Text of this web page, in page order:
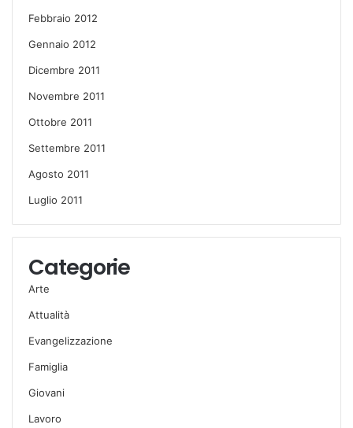
Febbraio 2012
Gennaio 2012
Dicembre 2011
Novembre 2011
Ottobre 2011
Settembre 2011
Agosto 2011
Luglio 2011
Categorie
Arte
Attualità
Evangelizzazione
Famiglia
Giovani
Lavoro